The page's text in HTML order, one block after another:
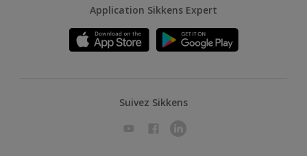
Application Sikkens Expert
Suivez Sikkens